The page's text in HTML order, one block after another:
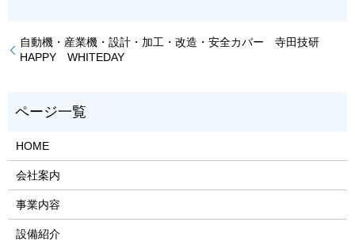
自動機・産業機・設計・加工・改造・安全カバー 寺田技研
HAPPY WHITEDAY
HOME
会社案内
事業内容
設備紹介